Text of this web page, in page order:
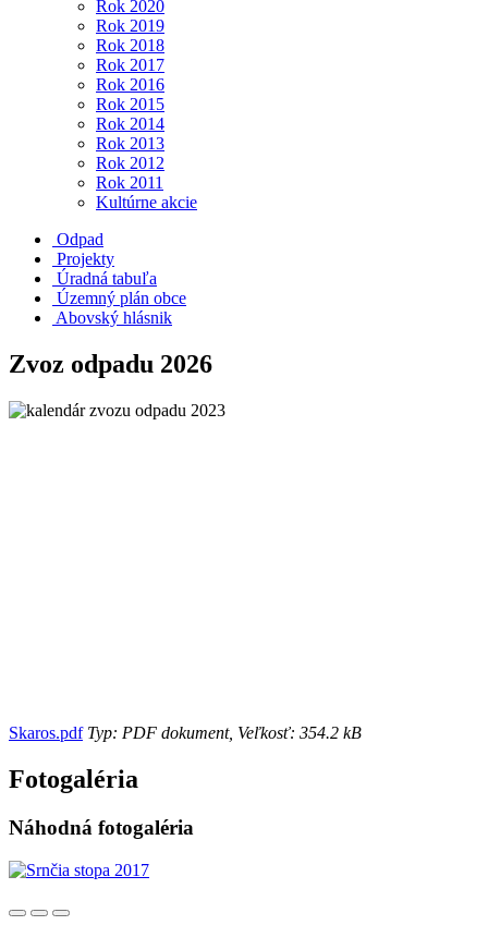
Rok 2020
Rok 2019
Rok 2018
Rok 2017
Rok 2016
Rok 2015
Rok 2014
Rok 2013
Rok 2012
Rok 2011
Kultúrne akcie
Odpad
Projekty
Úradná tabuľa
Územný plán obce
Abovský hlásnik
Zvoz odpadu 2026
Skaros.pdfTyp: PDF dokument, Veľkosť: 354.2 kB
Fotogaléria
Náhodná fotogaléria